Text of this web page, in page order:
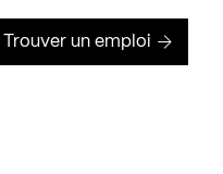
recherche
de Kollectif
de Kollectif
Linkedin de Kollectif
Trouver un emploi